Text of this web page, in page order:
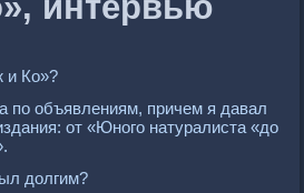
и Ко»?
объявлениям, причем я давал
от «Юного натуралиста «до
долгим?